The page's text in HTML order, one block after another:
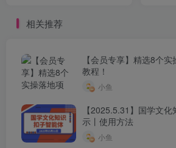
间流量提升全流程实操
相关推荐
【会员专享】精选8个
教程！
小鱼
【2025.5.31】国学文
示丨使用方法
小鱼